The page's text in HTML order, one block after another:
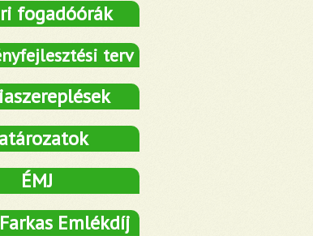
fogadóórák
terv
ÉMJ
Emlékdíj